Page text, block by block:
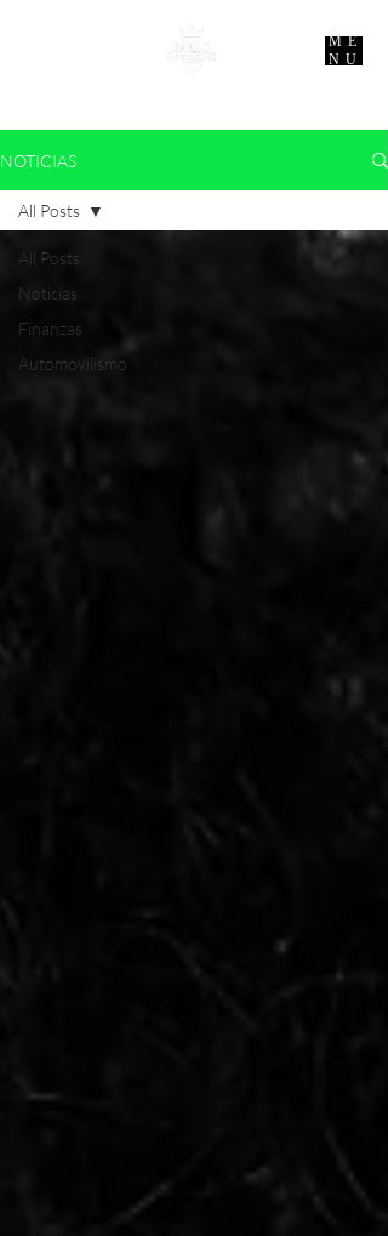
ME
NU
NOTICIAS
All Posts
Noticias
Finanzas
Automovilismo
All Posts